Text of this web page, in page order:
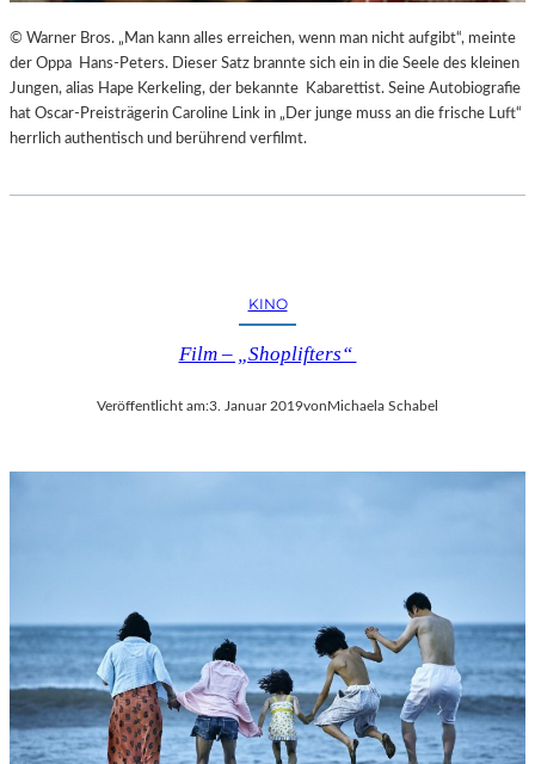
© Warner Bros. „Man kann alles erreichen, wenn man nicht aufgibt“, meinte
der Oppa Hans-Peters. Dieser Satz brannte sich ein in die Seele des kleinen
Jungen, alias Hape Kerkeling, der bekannte Kabarettist. Seine Autobiografie
hat Oscar-Preisträgerin Caroline Link in „Der junge muss an die frische Luft“
herrlich authentisch und berührend verfilmt.
KINO
Film – „Shoplifters“
Veröffentlicht am:3. Januar 2019von Michaela Schabel